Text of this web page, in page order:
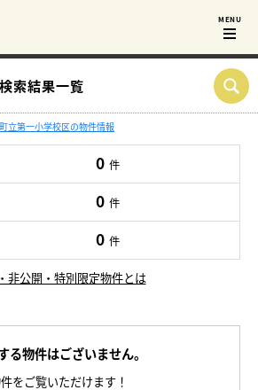
検索結果一覧
立第一小学校区の物件情報
0 件
0 件
0 件
非公開・特別限定物件とは
る物件はございません。
をご覧いただけます！